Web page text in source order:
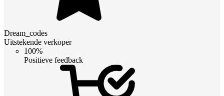
Dream_codes
Uitstekende verkoper
100%
Positieve feedback